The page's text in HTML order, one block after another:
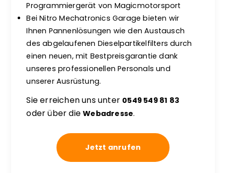
Programmiergerät von Magicmotorsport
Bei Nitro Mechatronics Garage bieten wir
Ihnen Pannenlösungen wie den Austausch
des abgelaufenen Dieselpartikelfilters durch
einen neuen, mit Bestpreisgarantie dank
unseres professionellen Personals und
unserer Ausrüstung.
Sie erreichen uns unter 0549 549 81 83
oder über dieWebadresse.
Jetzt anrufen